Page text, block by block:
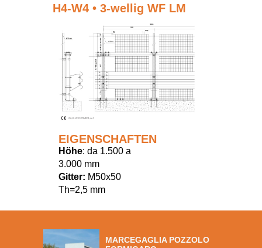
H4-W4 • 3-wellig WF LM
EIGENSCHAFTEN
Höhe: da 1.500 a
3.000 mm
Gitter: M50x50
Th=2,5 mm
MARCEGAGLIA POZZOLO